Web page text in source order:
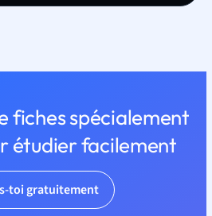
fiches spécialement
étudier facilement
toi gratuitement